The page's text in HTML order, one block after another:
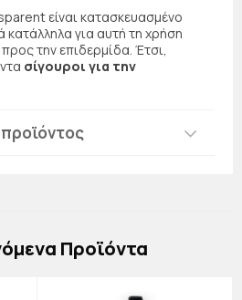
είναι κατασκευασμένο
κατάλληλα για αυτή τη χρήση
την επιδερμίδα. Έτσι,
σίγουροι για την
Προϊόντα